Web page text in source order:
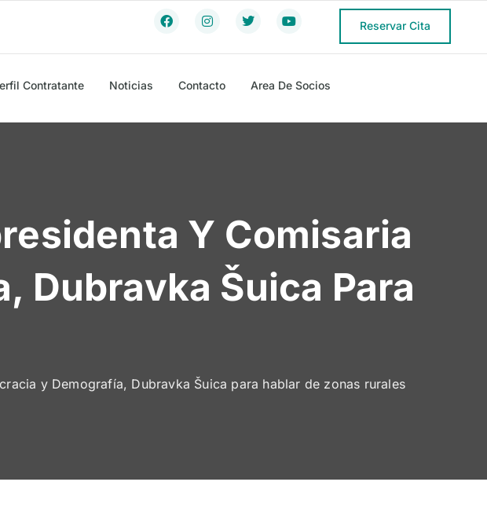
Reservar Cita
Contratante Noticias Contacto Area De Socios
Y Comisaria
Dubravka Šuica Para
y Demografía, Dubravka Šuica para hablar de zonas rurales